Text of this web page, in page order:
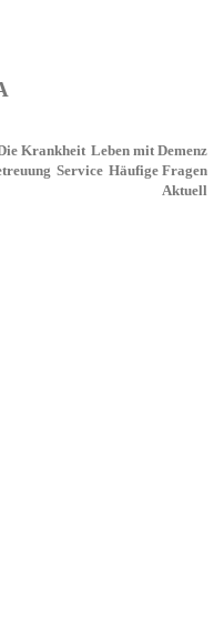
Krankheit Leben mit Demenz
Service Häufige Fragen
Aktuell